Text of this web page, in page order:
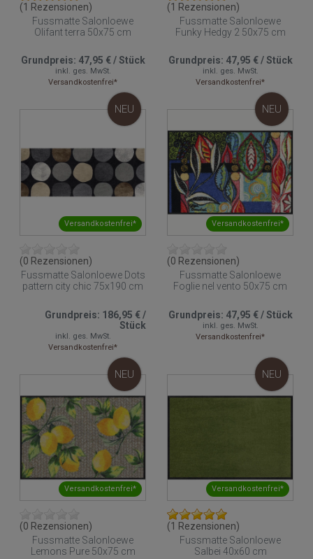
(1 Rezensionen)
Fussmatte Salonloewe
Olifant terra 50x75 cm
Grundpreis: 47,95 €/Stück
inkl. ges. MwSt.
Versandkostenfrei*
(1 Rezensionen)
Fussmatte Salonloewe
Funky Hedgy 2 50x75 cm
Grundpreis: 47,95 €/Stück
inkl. ges. MwSt.
Versandkostenfrei*
Versandkostenfrei*
NEU
(0 Rezensionen)
Fussmatte Salonloewe Dots
pattern city chic 75x190 cm
Grundpreis: 186,95 €/
Stück
inkl. ges. MwSt.
Versandkostenfrei*
Versandkostenfrei*
NEU
(0 Rezensionen)
Fussmatte Salonloewe
Foglie nel vento 50x75 cm
Grundpreis: 47,95 €/Stück
inkl. ges. MwSt.
Versandkostenfrei*
Versandkostenfrei*
NEU
(0 Rezensionen)
Fussmatte Salonloewe
Lemons Pure 50x75 cm
Versandkostenfrei*
NEU
(1 Rezensionen)
Fussmatte Salonloewe
Salbei 40x60 cm